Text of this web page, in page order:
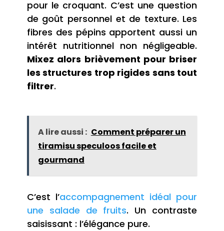
pour le croquant. C’est une question
de goût personnel et de texture. Les
fibres des pépins apportent aussi un
intérêt nutritionnel non négligeable.
Mixez alors brièvement pour briser
les structures trop rigides sans tout
filtrer.
A lire aussi : Comment préparer un
tiramisu speculoos facile et
gourmand
C’est l’accompagnement idéal pour
une salade de fruits. Un contraste
saisissant : l’élégance pure.